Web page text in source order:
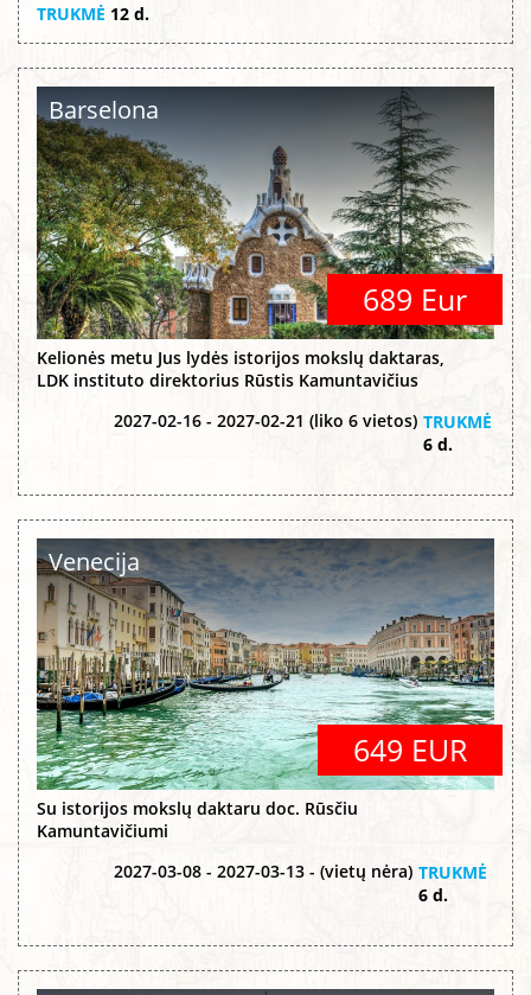
TRUKMĖ 12 d.
Barselona
689 Eur
Kelionės metu Jus lydės istorijos mokslų daktaras,
LDK instituto direktorius Rūstis Kamuntavičius
2027-02-16 - 2027-02-21 (liko 6 vietos) TRUKMĖ
6 d.
Venecija
649 EUR
Su istorijos mokslų daktaru doc. Rūsčiu
Kamuntavičiumi
2027-03-08 - 2027-03-13 - (vietų nėra) TRUKMĖ
6 d.